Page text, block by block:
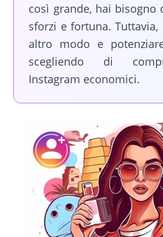
così grande, hai bisogno
sforzi e fortuna.
altro modo e
scegliendo di
Instagram economici.